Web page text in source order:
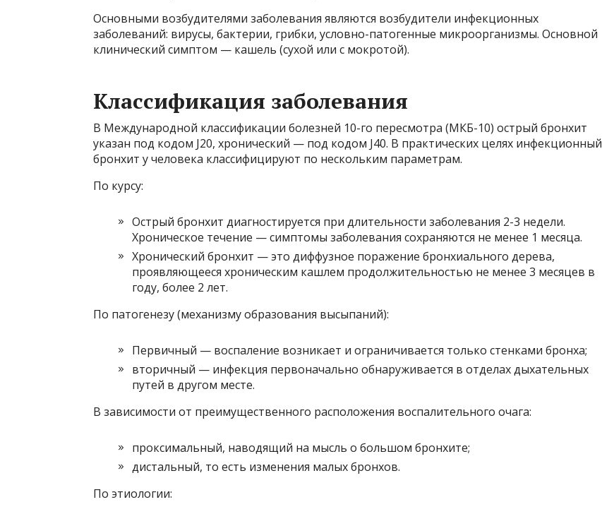
Основными возбудителями заболевания являются возбудители инфекционных
заболеваний: вирусы, бактерии, грибки, условно-патогенные микроорганизмы. Основной
клинический симптом — кашель (сухой или с мокротой).
Классификация заболевания
В Международной классификации болезней 10-го пересмотра (МКБ-10) острый бронхит
указан под кодом J20, хронический — под кодом J40. В практических целях инфекционный
бронхит у человека классифицируют по нескольким параметрам.
По курсу:
Острый бронхит диагностируется при длительности заболевания 2-3 недели.
Хроническое течение — симптомы заболевания сохраняются не менее 1 месяца.
Хронический бронхит — это диффузное поражение бронхиального дерева,
проявляющееся хроническим кашлем продолжительностью не менее 3 месяцев в
году, более 2 лет.
По патогенезу (механизму образования высыпаний):
Первичный — воспаление возникает и ограничивается только стенками бронха;
вторичный — инфекция первоначально обнаруживается в отделах дыхательных
путей в другом месте.
В зависимости от преимущественного расположения воспалительного очага:
проксимальный, наводящий на мысль о большом бронхите;
дистальный, то есть изменения малых бронхов.
По этиологии: